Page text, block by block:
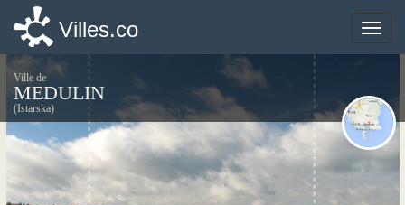
Toggle
Villes.co
Ville de
MEDULIN
(Istarska)
Toggle
Villes.co